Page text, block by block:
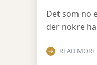
Det som no
der nokre
READ MORE